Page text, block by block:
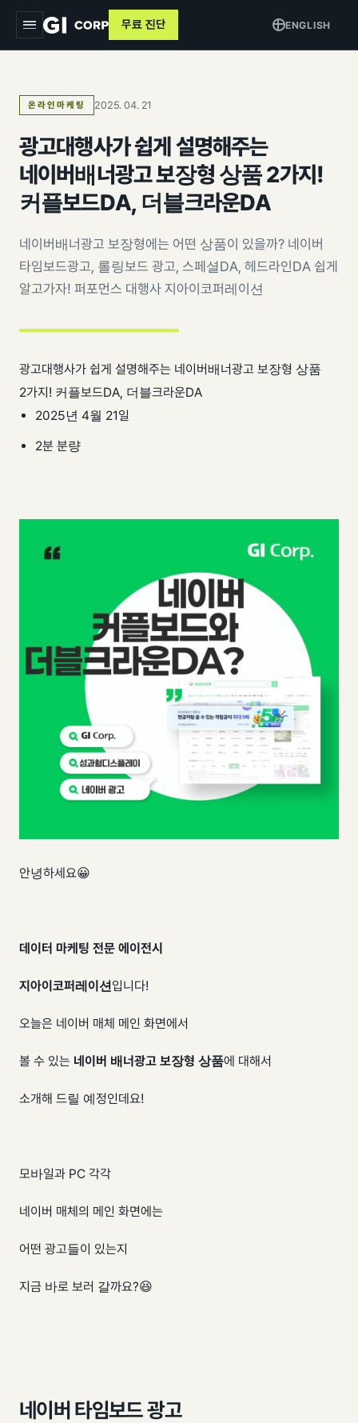
서비스
트래킹 & 애널리틱스
데이터 파이프라인
퍼포먼스 광고
크리에이티브
검색최적화 (SEO · GEO)
목적별
커머스 매출 증대
고객 DB 수집
오프라인 연계
측정 정비
팀 내재화
교육
사례
인사이트
GI-Agent ↗
GI-Radar ↗
ENGLISH
무료 진단
온라인마케팅 2025. 04. 21
광고대행사가 쉽게 설명해주는
네이버배너광고 보장형 상품 2가지!
커플보드DA, 더블크라운DA
네이버배너광고 보장형에는 어떤 상품이 있을까? 네이버
타임보드광고, 롤링보드 광고, 스페셜DA, 헤드라인DA 쉽게
알고가자! 퍼포먼스 대행사 지아이코퍼레이션
광고대행사가 쉽게 설명해주는 네이버배너광고 보장형 상품
2가지! 커플보드DA, 더블크라운DA
2025년 4월 21일
2분 분량
안녕하세요😀
데이터 마케팅 전문 에이전시
지아이코퍼레이션입니다!
오늘은 네이버 매체 메인 화면에서
볼 수 있는 네이버 배너광고 보장형 상품에 대해서
소개해 드릴 예정인데요!
모바일과 PC 각각
네이버 매체의 메인 화면에는
어떤 광고들이 있는지
지금 바로 보러 갈까요?😆
네이버 타임보드 광고